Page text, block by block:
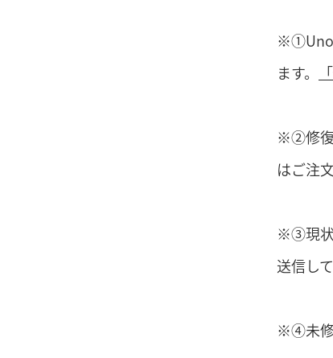
※①Uno
ます。
※②修復
はご注
※③現状
送信し
※④未修